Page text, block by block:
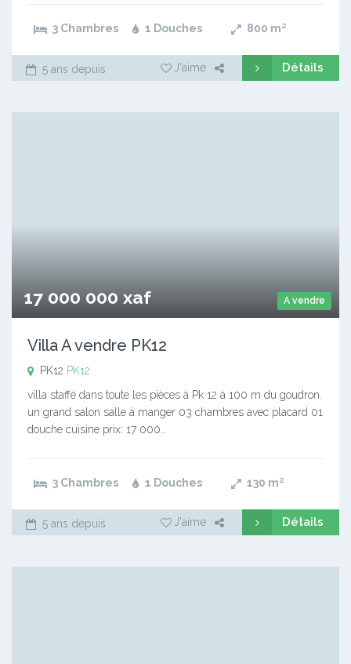
3 Chambres 1 Douches 800 m²
5 ans depuis J'aime Détails
A vendre
17 000 000 xaf
Villa A vendre PK12
PK12 PK12
villa staffé dans toute les pièces à Pk 12 à 100 m du goudron.
un grand salon salle à manger 03 chambres avec placard 01
douche cuisine prix: 17 000…
3 Chambres 1 Douches 130 m²
5 ans depuis J'aime Détails